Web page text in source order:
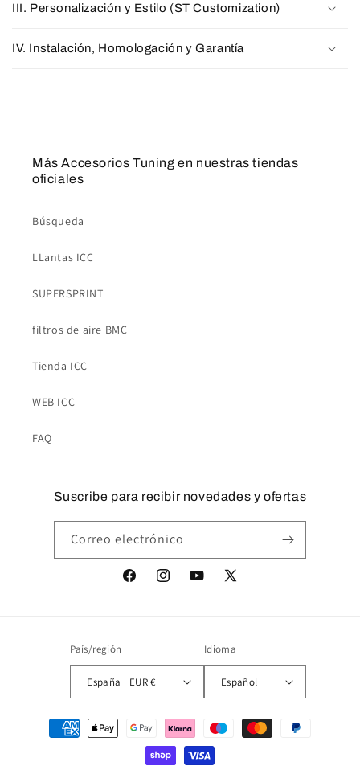
III. Personalización y Estilo (ST Customization)
IV. Instalación, Homologación y Garantía
Más Accesorios Tuning en nuestras tiendas
oficiales
Búsqueda
LLantas ICC
SUPERSPRINT
filtros de aire BMC
Tienda ICC
WEB ICC
FAQ
Suscribe para recibir novedades y ofertas
Correo electrónico
FacebookInstagramYouTube
X
País/región
España | EUR €
Idioma
Español
Formas